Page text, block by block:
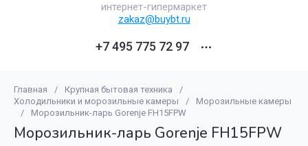
интернет-гипермаркет
zakaz@buybt.ru
+7 495 775 72 97
Главная / Крупная бытовая техника
/
Холодильники и морозильные камеры
/
Морозильные камеры
/
Морозильник-ларь Gorenje FH15FPW
Морозильник-ларь Gorenje FH15FPW